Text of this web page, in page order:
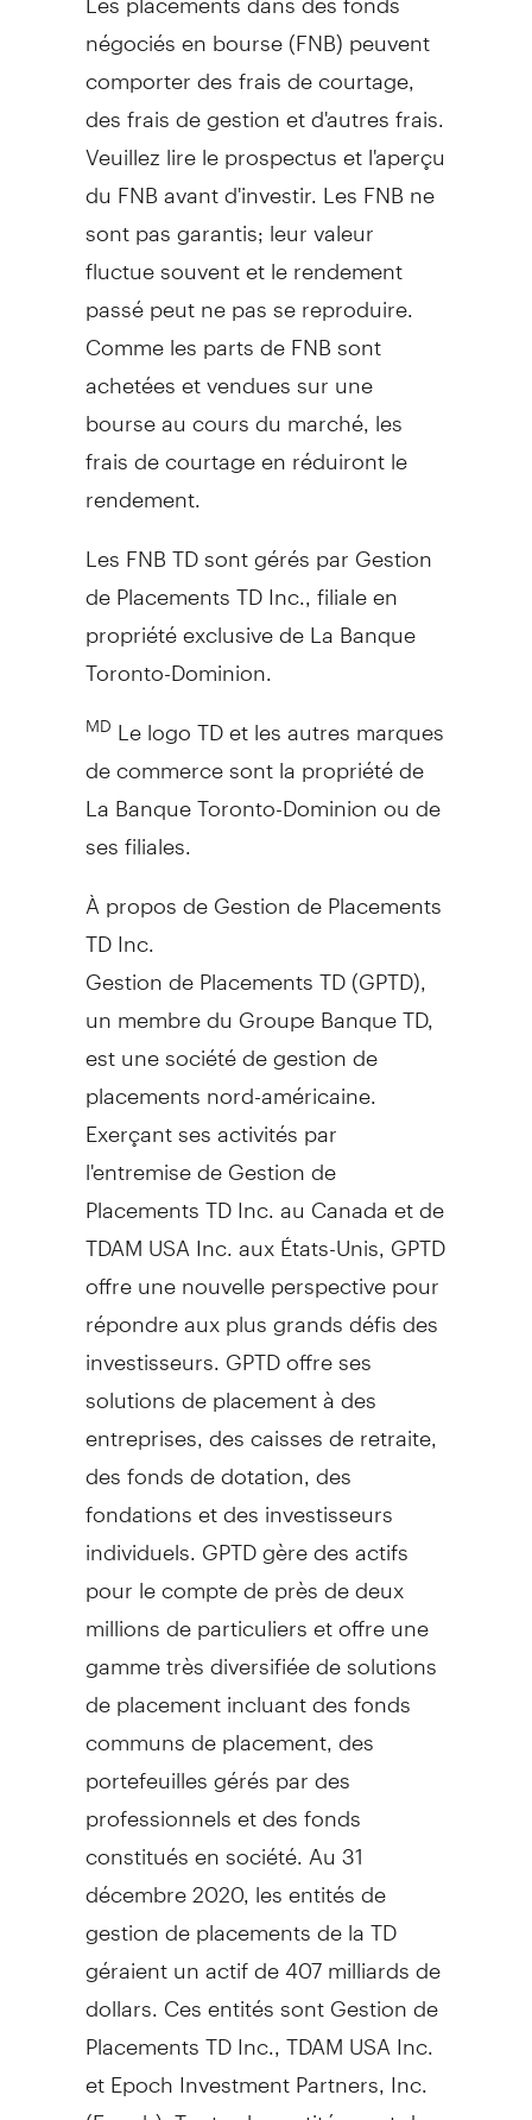
négociés en bourse (FNB) peuvent
comporter des frais de courtage,
des frais de gestion et d'autres frais.
Veuillez lire le prospectus et l'aperçu
du FNB avant d'investir. Les FNB ne
sont pas garantis; leur valeur
fluctue souvent et le rendement
passé peut ne pas se reproduire.
Comme les parts de FNB sont
achetées et vendues sur une
bourse au cours du marché, les
frais de courtage en réduiront le
rendement.
Les FNB TD sont gérés par Gestion
de Placements TD Inc., filiale en
propriété exclusive de La Banque
Toronto-Dominion.
MD Le logo TD et les autres marques
de commerce sont la propriété de
La Banque Toronto-Dominion ou de
ses filiales.
À propos de Gestion de Placements
TD Inc.
Gestion de Placements TD (GPTD),
un membre du Groupe Banque TD,
est une société de gestion de
placements nord-américaine.
Exerçant ses activités par
l'entremise de Gestion de
Placements TD Inc. au Canadaet de
TDAM USA Inc. aux États-Unis, GPTD
offre une nouvelle perspective pour
répondre aux plus grands défis des
investisseurs. GPTD offre ses
solutions de placement à des
entreprises, des caisses de retraite,
des fonds de dotation, des
fondations et des investisseurs
individuels. GPTD gère des actifs
pour le compte de près de deux
millions de particuliers et offre une
gamme très diversifiée de solutions
de placement incluant des fonds
communs de placement, des
portefeuilles gérés par des
professionnels et des fonds
constitués en société. Au 31
décembre 2020, les entités de
gestion de placements de la TD
géraient un actif de 407 milliards de
dollars. Ces entités sont Gestion de
Placements TD Inc., TDAM USA Inc.
et Epoch Investment Partners, Inc.